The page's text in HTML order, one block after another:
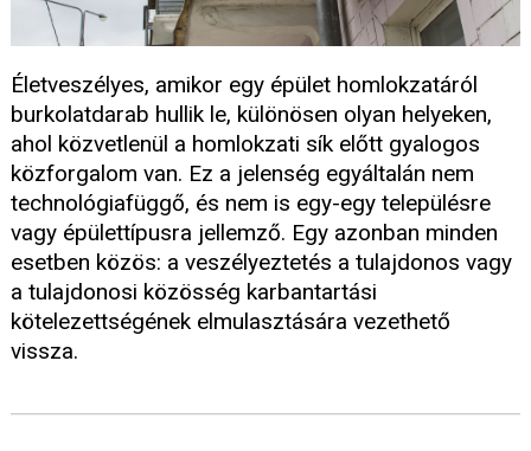
Életveszélyes, amikor egy épület homlokzatáról
burkolatdarab hullik le, különösen olyan helyeken,
ahol közvetlenül a homlokzati sík előtt gyalogos
közforgalom van. Ez a jelenség egyáltalán nem
technológiafüggő, és nem is egy-egy településre
vagy épülettípusra jellemző. Egy azonban minden
esetben közös: a veszélyeztetés a tulajdonos vagy
a tulajdonosi közösség karbantartási
kötelezettségének elmulasztására vezethető
vissza.